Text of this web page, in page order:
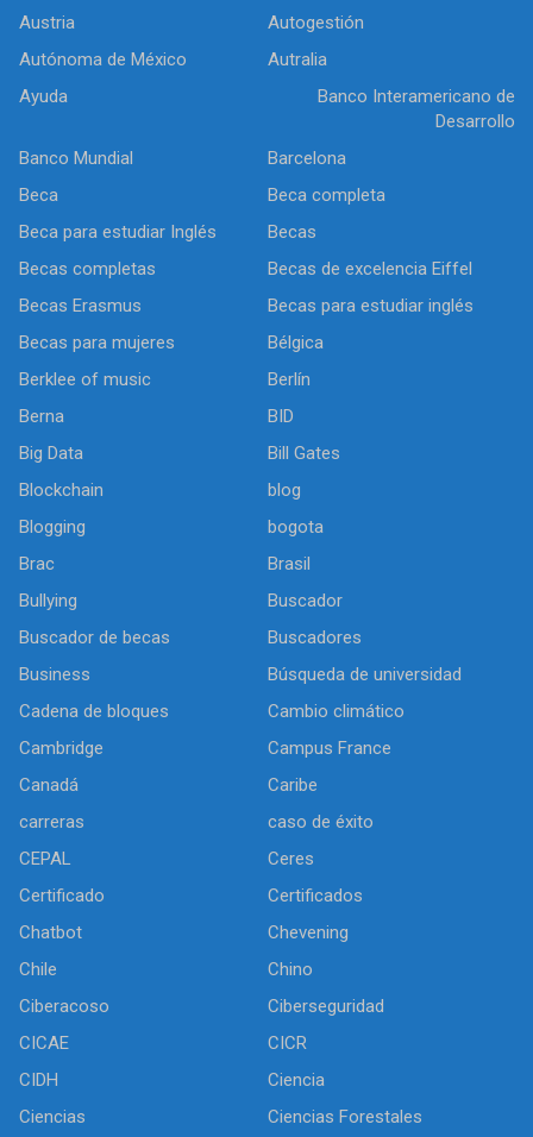
Austria
Autogestión
Autónoma de México
Autralia
Ayuda
Banco Interamericano de
Desarrollo
Banco Mundial
Barcelona
Beca
Beca completa
Beca para estudiar Inglés
Becas
Becas completas
Becas de excelencia Eiffel
Becas Erasmus
Becas para estudiar inglés
Becas para mujeres
Bélgica
Berklee of music
Berlín
Berna
BID
Big Data
Bill Gates
Blockchain
blog
Blogging
bogota
Brac
Brasil
Bullying
Buscador
Buscador de becas
Buscadores
Business
Búsqueda de universidad
Cadena de bloques
Cambio climático
Cambridge
Campus France
Canadá
Caribe
carreras
caso de éxito
CEPAL
Ceres
Certificado
Certificados
Chatbot
Chevening
Chile
Chino
Ciberacoso
Ciberseguridad
CICAE
CICR
CIDH
Ciencia
Ciencias
Ciencias Forestales